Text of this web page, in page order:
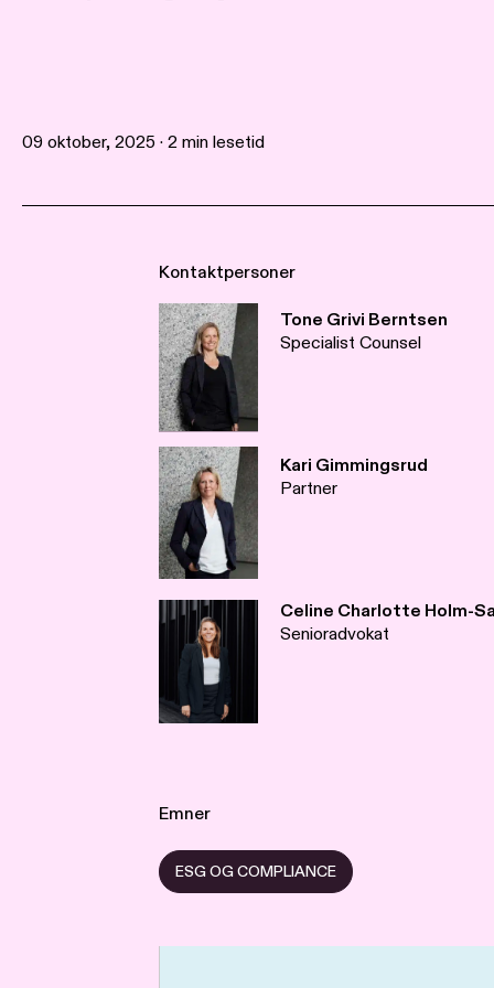
09 oktober, 2025 · 2 min lesetid
Kontaktpersoner
Tone Grivi Berntsen
Specialist Counsel
Kari Gimmingsrud
Partner
Celine Charlotte Holm-
Senioradvokat
Emner
ESG OG COMPLIANCE